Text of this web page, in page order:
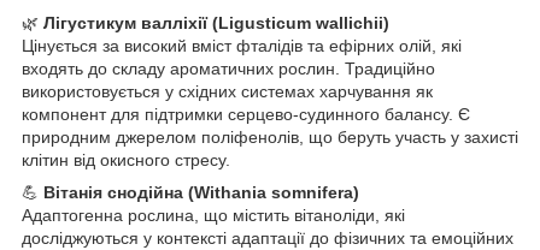
🌿 Лігустикум валліхії (Ligusticum wallichii)
Цінується за високий вміст фталідів та ефірних олій, які
входять до складу ароматичних рослин. Традиційно
використовується у східних системах харчування як
компонент для підтримки серцево-судинного балансу. Є
природним джерелом поліфенолів, що беруть участь у захисті
клітин від окисного стресу.
💪 Вітанія снодійна (Withania somnifera)
Адаптогенна рослина, що містить вітаноліди, які
досліджуються у контексті адаптації до фізичних та емоційних